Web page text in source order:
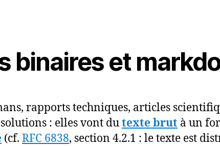
binaires et
rapports techniques, articles
: elles vont dutexte brut à un
(cf. RFC 6838, section 4.2.1 : le texte est